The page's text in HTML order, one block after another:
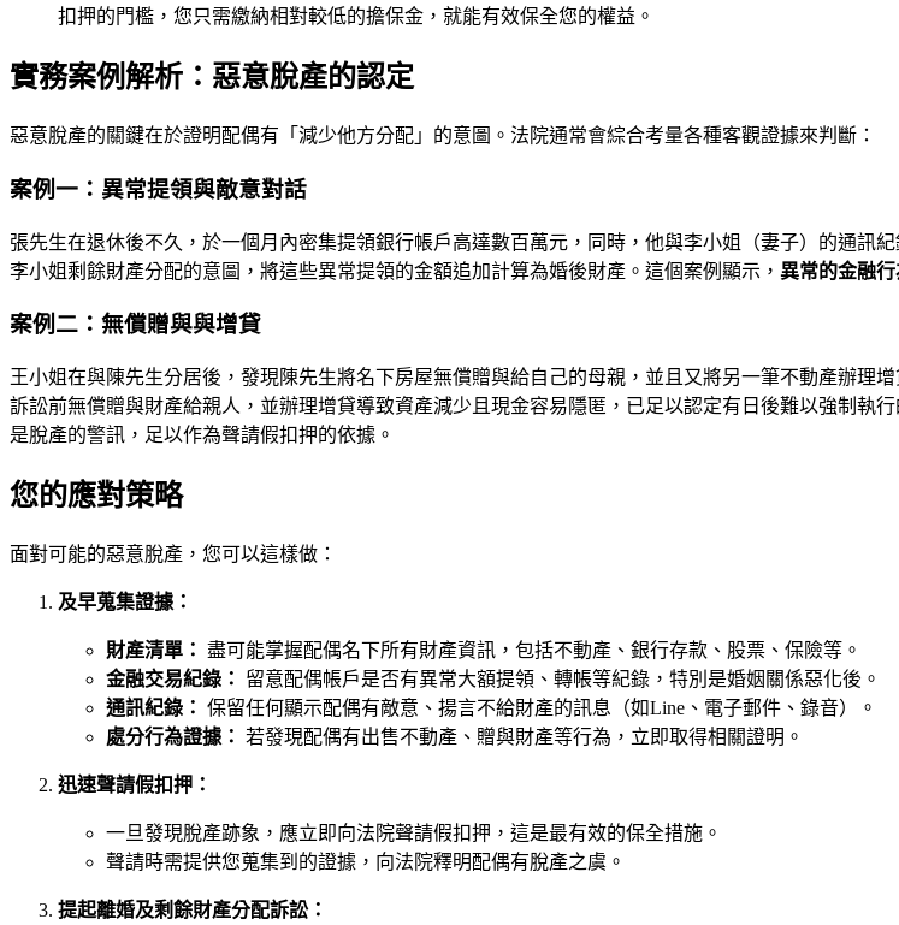
扣押的門檻，您只需繳納相對較低的擔保金，就能有效保全您的權益。
實務案例解析：惡意脫產的認定
惡意脫產的關鍵在於證明配偶有「減少他方分配」的意圖。法院通常會綜合考量各種客觀證據來判斷：
案例一：異常提領與敵意對話
張先生在退休後不久，於一個月內密集提領銀行帳戶高達數百萬元，同時，他與李小姐（妻子）的通訊
李小姐剩餘財產分配的意圖，將這些異常提領的金額追加計算為婚後財產。這個案例顯示， 異常的金融行
案例二：無償贈與與增貸
王小姐在與陳先生分居後，發現陳先生將名下房屋無償贈與給自己的母親，並且又將另一筆不動產辦理
訴訟前無償贈與財產給親人，並辦理增貸導致資產減少且現金容易隱匿，已足以認定有日後難以強制執
是脫產的警訊，足以作為聲請假扣押的依據。
您的應對策略
面對可能的惡意脫產，您可以這樣做：
及早蒐集證據：
財產清單： 盡可能掌握配偶名下所有財產資訊，包括不動產、銀行存款、股票、保險等。
金融交易紀錄：
留意配偶帳戶是否有異常大額提領、轉帳等紀錄，特別是婚姻關係惡化後。
通訊紀錄： 保留任何顯示配偶有敵意、揚言不給財產的訊息（如Line、電子郵件、錄音）。
處分行為證據： 若發現配偶有出售不動產、贈與財產等行為，立即取得相關證明。
迅速聲請假扣押：
一旦發現脫產跡象，應立即向法院聲請假扣押，這是最有效的保全措施。
聲請時需提供您蒐集到的證據，向法院釋明配偶有脫產之虞。
提起離婚及剩餘財產分配訴訟：